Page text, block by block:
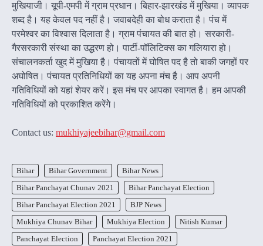
मुखियाजी। यूपी-एमपी में ग्राम प्रधान। बिहार-झारखंड में मुखिया। व्यापक
शब्द है। यह केवल पद नहीं है। जवाबदेही का बोध कराता है। पंच में
परमेश्वर का विश्वास दिलाता है। ग्राम पंचायत की बात हो। सरकारी-
गैरसरकारी संस्था का उद्धरण हो। पार्टी-पॉलिटिक्स का गलियारा हो।
संचालनकर्ता खुद में मुखिया है। पंचायतों में घोषित पद है तो बाकी जगहों पर
अघोषित। पंचायत प्रतिनिधियों का यह अपना मंच है। आप अपनी
गतिविधियों को यहां शेयर करें। इस मंच पर आपका स्वागत है। हम आपकी
गतिविधियों को प्रकाशित करेंगेे।
Contact us: mukhiyajeebihar@gmail.com
Bihar Bihar Government
Bihar News
Bihar Panchayat Chunav 2021
Bihar Panchayat Election
Bihar Panchayat Election 2021
BJP News
Mukhiya Chunav Bihar
Mukhiya Election
Nitish Kumar
Panchayat Election
Panchayat Election 2021